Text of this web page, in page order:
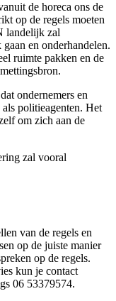
de horeca ons de
op de regels moeten
landelijk zal
en onderhandelen.
ruimte pakken en de
ondernemers en
politieagenten. Het
om zich aan de
zal vooral
van de regels en
op de juiste manier
op de regels.
kun je contact
06 53379574.